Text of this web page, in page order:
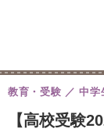
【高校受験
教育・受験 中学